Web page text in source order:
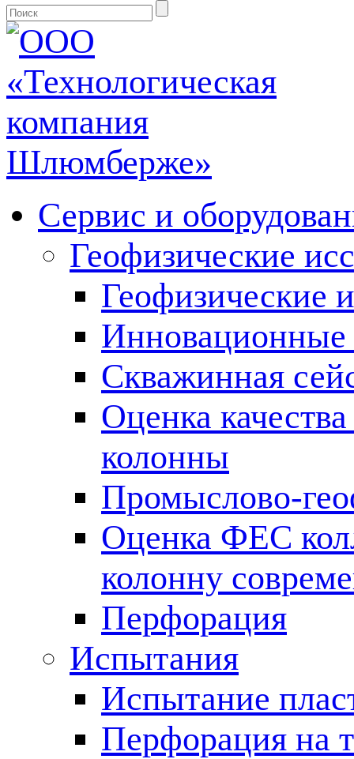
Сервис и
Геофизические
Геофизические
Инновационные
Скважинная
Оценка
колонны
Промыслово-
Оценка ФЕС
колонну
Перфорация
Испытания
Испытание
Перфорация на